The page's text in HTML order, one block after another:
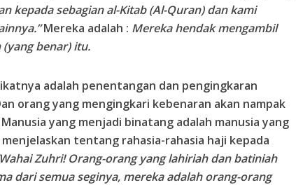
kepada sebagian al-Kitab (Al-Quran) dan kami
Mereka adalah : Mereka hendak mengambil
benar) itu.
adalah penentangan dan pengingkaran
orang yang mengingkari kebenaran akan nampak
yang menjadi binatang adalah manusia yang
menjelaskan tentang rahasia-rahasia haji kepada
Zuhri! Orang-orang yang lahiriah dan batiniah
dari semua seginya, mereka adalah orang-orang